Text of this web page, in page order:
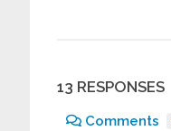
13 RESPONSES
Comments